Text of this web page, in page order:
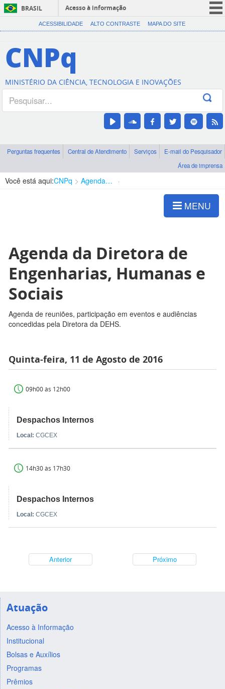
BRASIL
Acesso à informação
CORONAVÍRUS (COVID-19)
Canais
ACESSIBILIDADE ALTO CONTRASTE MAPA DO SITE
CNPq
MINISTÉRIO DA CIÊNCIA, TECNOLOGIA E INOVAÇÕES
Perguntas frequentes Central de Atendimento Serviços
E-mail do Pesquisador
Área de imprensa
Você está aqui:CNPq Agenda de autoridades
MENU
Agenda da Diretora de
Engenharias, Humanas e
Sociais
Agenda de reuniões, participação em eventos e audiências
concedidas pela Diretora da DEHS.
Quinta-feira, 11 de Agosto de 2016
09h00 às 12h00
Despachos Internos
Local: CGCEX
14h30 às 17h30
Despachos Internos
Local: CGCEX
Anterior Próximo
Atuação
Acesso à Informação
Institucional
Bolsas e Auxílios
Programas
Prêmios